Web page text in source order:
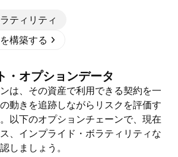
ティリティ
構築する
・オプションデータ
は、その資産で利用できる契約を一
動きを追跡しながらリスクを評価す
以下のオプションチェーンで、現在
、インプライド・ボラティリティな
しましょう。